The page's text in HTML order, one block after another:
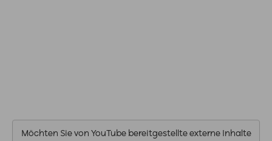
Möchten Sie von YouTubebereitgestellte externe Inhalte